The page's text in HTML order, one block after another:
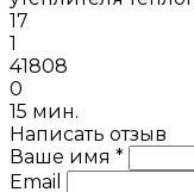
17
1
41808
0
15 мин.
Написать отзыв
Ваше имя *
Email